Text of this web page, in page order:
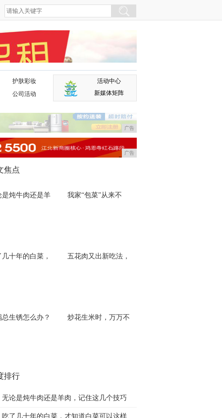
护肤彩妆
公司活动
活动中心
新媒体矩阵
广告
广告
焦点
是炖牛肉还是羊 我家“包菜”从来不
几十年的白菜， 五花肉又出新吃法，
总生锈怎么办？ 炒花生米时，万万不
排行
无论是炖牛肉还是羊肉，记住这几个技巧
吃了几十年的白菜，才知道白菜可以这样